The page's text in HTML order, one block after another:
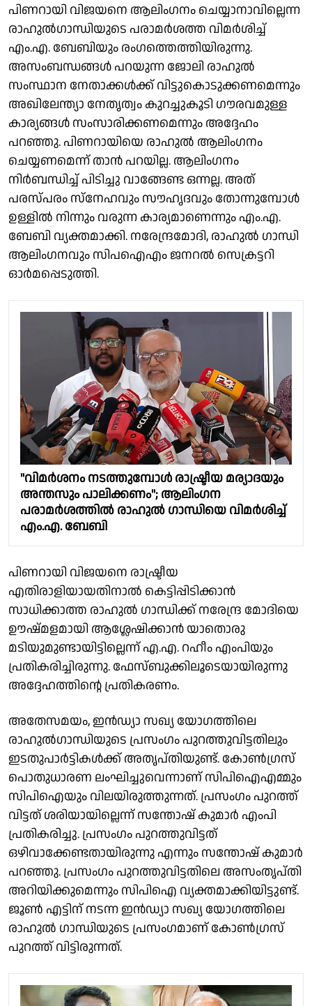
പിണറായി വിജയനെ ആലിംഗനം ചെയ്യാനാവില്ലെന്ന
രാഹുൽഗാന്ധിയുടെ പരാമർശത്ത വിമർശിച്ച്
എം.എ. ബേബിയും രം​ഗത്തെത്തിയിരുന്നു.
അസംബന്ധങ്ങൾ പറയുന്ന ജോലി രാഹുൽ
സംസ്ഥാന നേതാക്കൾക്ക് വിട്ടുകൊടുക്കണമെന്നും
അഖിലേന്ത്യാ നേതൃത്വം കുറച്ചുകൂടി ഗൗരവമുള്ള
കാര്യങ്ങൾ സംസാരിക്കണമെന്നും അദ്ദേഹം
പറഞ്ഞു. പിണറായിയെ രാഹുൽ ആലിംഗനം
ചെയ്യണമെന്ന് താൻ പറയില്ല. ആലിംഗനം
നിർബന്ധിച്ച് പിടിച്ചു വാങ്ങേണ്ട ഒന്നല്ല. അത്
പരസ്പരം സ്നേഹവും സൗഹൃദവും തോന്നുമ്പോൾ
ഉള്ളിൽ നിന്നും വരുന്ന കാര്യമാണെന്നും എം.എ.
ബേബി വ്യക്തമാക്കി. നരേന്ദ്രമോദി, രാഹുൽ ഗാന്ധി
ആലിംഗനവും സിപഐഎം ജനറൽ സെക്രട്ടറി
ഓർമപ്പെടുത്തി.
"വിമർശനം നടത്തുമ്പോൾ രാഷ്ട്രീയ മര്യാദയും
അന്തസും പാലിക്കണം"; ആലിംഗന
പരാമർശത്തിൽ രാഹുൽ ഗാന്ധിയെ വിമർശിച്ച്
എം.എ. ബേബി
പിണറായി വിജയനെ രാഷ്ട്രീയ
എതിരാളിയായതിനാൽ കെട്ടിപ്പിടിക്കാൻ
സാധിക്കാത്ത രാഹുൽ ഗാന്ധിക്ക് നരേന്ദ്ര മോദിയെ
ഊഷ്മളമായി ആശ്ലേഷിക്കാൻ യാതൊരു
മടിയുമുണ്ടായിട്ടില്ലെന്ന് എ.എ. റഹീം എംപിയും
പ്രതികരിച്ചിരുന്നു. ഫേസ്ബുക്കിലൂടെയായിരുന്നു
അദ്ദേഹത്തിന്റെ പ്രതികരണം.
അതേസമയം, ഇൻഡ്യാ സഖ്യ യോഗത്തിലെ
രാഹുൽഗാന്ധിയുടെ പ്രസംഗം പുറത്തുവിട്ടതിലും
ഇടതുപാർട്ടികൾക്ക് അതൃപ്തിയുണ്ട്. കോൺ​ഗ്രസ്
പൊതുധാരണ ലംഘിച്ചുവെന്നാണ് സിപിഐഎമ്മും
സിപിഐയും വിലയിരുത്തുന്നത്. പ്രസംഗം പുറത്ത്
വിട്ടത് ശരിയായില്ലെന്ന് സന്തോഷ് കുമാർ എംപി
പ്രതികരിച്ചു. പ്രസംഗം പുറത്തുവിട്ടത്
ഒഴിവാക്കേണ്ടതായിരുന്നു എന്നും സന്തോഷ് കുമാർ
പറ‍ഞ്ഞു. പ്രസംഗം പുറത്തുവിട്ടതിലെ അസംതൃപ്തി
അറിയിക്കുമെന്നും സിപിഐ വ്യക്തമാക്കിയിട്ടുണ്ട്.
ജൂൺ എട്ടിന് നടന്ന ഇൻഡ്യാ സഖ്യ യോഗത്തിലെ
രാഹുൽ ഗാന്ധിയുടെ പ്രസംഗമാണ് കോൺ​ഗ്രസ്
പുറത്ത് വിട്ടിരുന്നത്.